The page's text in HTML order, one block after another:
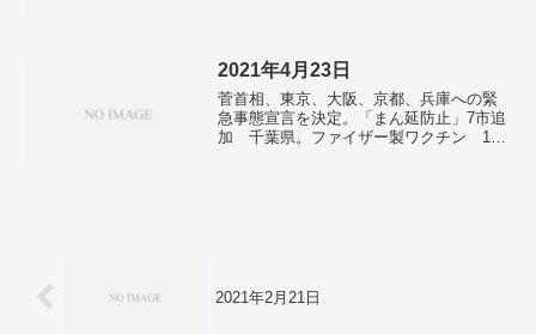
プラス2開催 在日米軍を「統合軍司令
部」に再構成へ。明日は北日本で大雨警
戒 山形・秋田は災害発生しやすい状況
続く。
2021年4月23日
菅首相、東京、大阪、京都、兵庫への緊
急事態宣言を決定。「まん延防止」7市追
加 千葉県。ファイザー製ワクチン 193
2021年2月21日